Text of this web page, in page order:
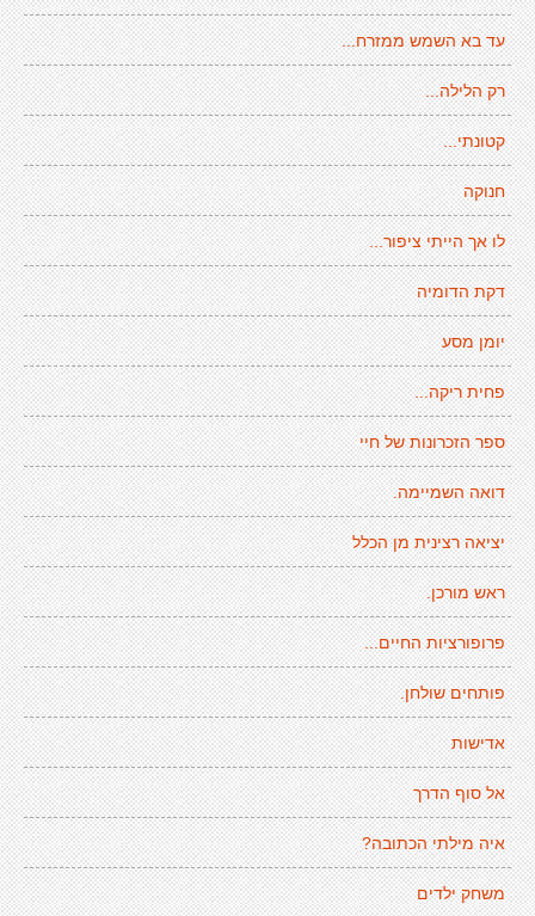
עד בא השמש ממזרח...
רק הלילה...
קטונתי...
חנוקה
לו אך הייתי ציפור...
דקת הדומיה
יומן מסע
פחית ריקה...
ספר הזכרונות של חיי
דואה השמיימה.
יציאה רצינית מן הכלל
ראש מורכן.
פרופורציות החיים...
פותחים שולחן.
אדישות
אל סוף הדרך
איה מילתי הכתובה?
משחק ילדים